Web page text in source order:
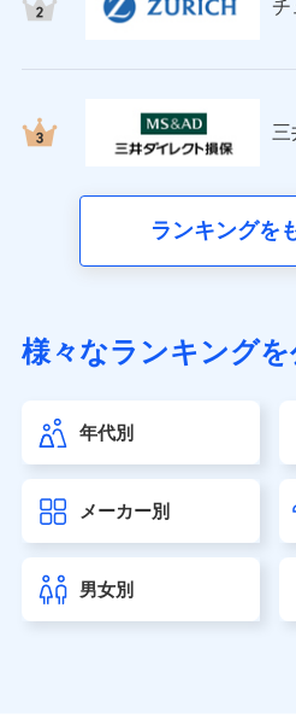
(https://www.nisshinfire.co.jp/)
(https://
ins.com/)
三井ダイレクト損害保険株式
（https://www.sonylife.co.jp）
第一ネオ生命保険株式会社（
大樹生命保険株式会社（
seimei.co.jp）
チューリッヒ生命保険株式会
東京海上日動あんしん生命
（https://www.tmn-
チ
三
ランキングを
様々なランキングを
年代別
メーカー別
男女別